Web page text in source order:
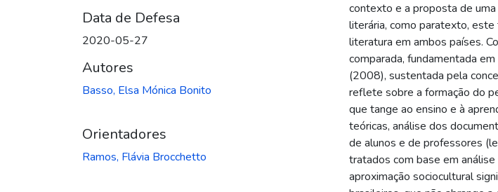
Data de Defesa
2020-05-27
Autores
Basso, Elsa Mónica Bonito
Orientadores
Ramos, Flávia Brocchetto
contexto e a proposta de
literária, como paratexto,
literatura em ambos países.
comparada, fundamentada
(2008), sustentada pela
reflete sobre a formação do
que tange ao ensino e à
teóricas, análise dos
de alunos e de professores
tratados com base em
aproximação sociocultural